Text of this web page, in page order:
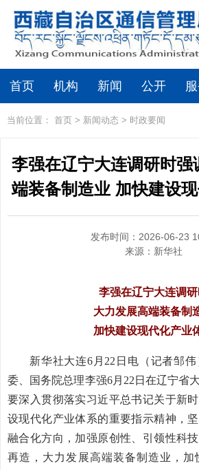
首页 机构 新闻 公开
当前位置： 首页 > 新闻动态 > 时政要闻
李强在辽宁大连调研时强
端装备制造业 加快建设
发布时间：2026-06-23
来源： 新华社
李强在辽宁大连调
大力发展高端装备制
加快建设现代化产业
新华社大连6月22日电（记者邹
委、国务院总理李强6月22日在辽宁省
要深入贯彻落实习近平总书记关于新
设现代化产业体系的重要指示精神，坚
融合化方向，加强原创性、引领性科
再造，大力发展高端装备制造业，加